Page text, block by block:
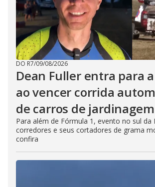
DO R7/09/08/2026
Dean Fuller entra para
ao vencer corrida
de carros de jardinagem
Para além de Fórmula 1, evento no sul da
corredores e seus cortadores de grama
confira